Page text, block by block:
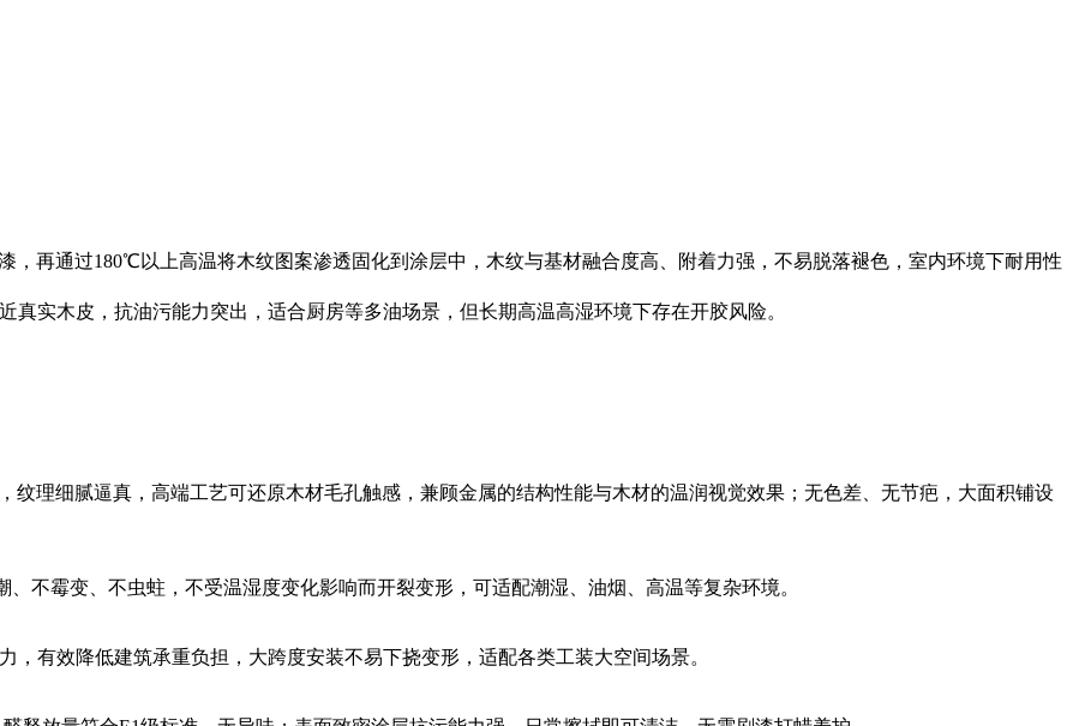
，再通过180℃以上高温将木纹图案渗透固化到涂层中，木纹与基材融合度高、附着力强，不易脱落褪色，室内环境下耐用性
真实木皮，抗油污能力突出，适合厨房等多油场景，但长期高温高湿环境下存在开胶风险。
纹理细腻逼真，高端工艺可还原木材毛孔触感，兼顾金属的结构性能与木材的温润视觉效果；无色差、无节疤，大面积铺设
不霉变、不虫蛀，不受温湿度变化影响而开裂变形，可适配潮湿、油烟、高温等复杂环境。
，有效降低建筑承重负担，大跨度安装不易下挠变形，适配各类工装大空间场景。